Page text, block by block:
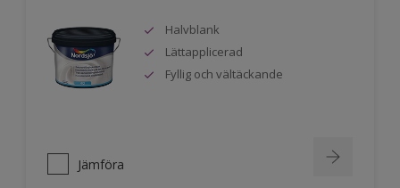
Halvblank
Lättapplicerad
Fyllig och vältäckande
Jämföra